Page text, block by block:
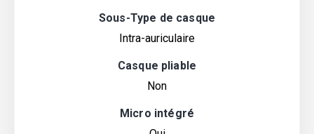
Sous-Type de casque
Intra-auriculaire
Casque pliable
Non
Micro intégré